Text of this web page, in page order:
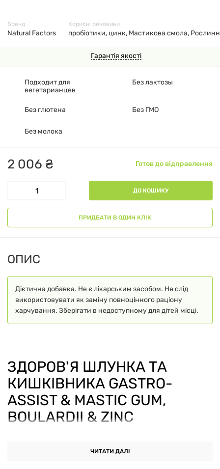
Гарантія якості
2 006 ₴ Готов до відправлення
ДО КОШИКУ
ПРИДБАТИ В ОДИН КЛІК
Подходит для
вегетарианцев
Без лактозы
Без глютена Без ГМО
Без молока
Бренд
Natural Factors
Корисні речовини
пробіотики, цинк, Мастикова смола,
ОПИС
Дієтична добавка. Не є лікарським засобом. Не слід
використовувати як заміну повноцінного раціону
харчування. Зберігати в недоступному для дітей місці.
ЗДОРОВ'Я ШЛУНКА ТА
КИШКІВНИКА GASTRO-
ASSIST & MASTIC GUM,
BOULARDII & ZINC
FACTORS, 60ЧИТАТИ ДАЛІ